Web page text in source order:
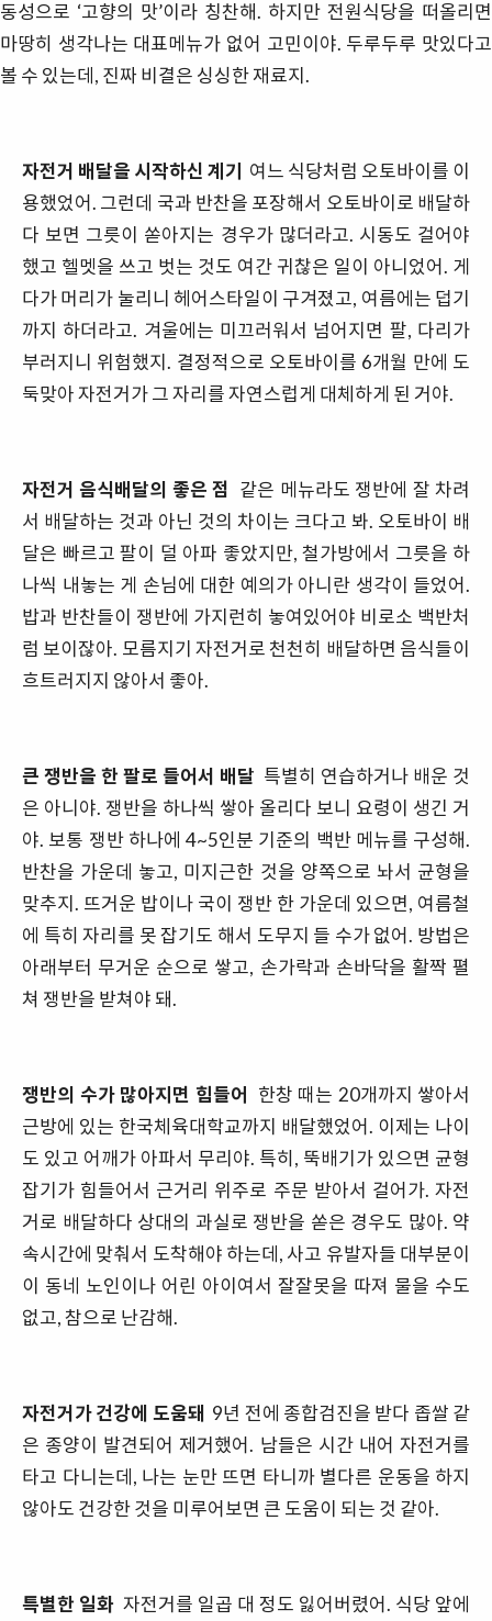
동성으로 ‘고향의 맛’이라 칭찬해. 하지만 전원식당을 떠올리면
마땅히 생각나는 대표메뉴가 없어 고민이야. 두루두루 맛있다고
볼 수 있는데, 진짜 비결은 싱싱한 재료지.
자전거 배달을 시작하신 계기 여느 식당처럼 오토바이를 이
용했었어. 그런데 국과 반찬을 포장해서 오토바이로 배달하
다 보면 그릇이 쏟아지는 경우가 많더라고. 시동도 걸어야
했고 헬멧을 쓰고 벗는 것도 여간 귀찮은 일이 아니었어. 게
다가 머리가 눌리니 헤어스타일이 구겨졌고, 여름에는 덥기
까지 하더라고. 겨울에는 미끄러워서 넘어지면 팔, 다리가
부러지니 위험했지. 결정적으로 오토바이를 6개월 만에 도
둑맞아 자전거가 그 자리를 자연스럽게 대체하게 된 거야.
자전거 음식배달의 좋은 점
같은 메뉴라도 쟁반에 잘 차려
서 배달하는 것과 아닌 것의 차이는 크다고 봐. 오토바이 배
달은 빠르고 팔이 덜 아파 좋았지만, 철가방에서 그릇을 하
나씩 내놓는 게 손님에 대한 예의가 아니란 생각이 들었어.
밥과 반찬들이 쟁반에 가지런히 놓여있어야 비로소 백반처
럼 보이잖아. 모름지기 자전거로 천천히 배달하면 음식들이
흐트러지지 않아서 좋아.
큰 쟁반을 한 팔로 들어서 배달 특별히 연습하거나 배운 것
은 아니야. 쟁반을 하나씩 쌓아 올리다 보니 요령이 생긴 거
야. 보통 쟁반 하나에 4~5인분 기준의 백반 메뉴를 구성해.
반찬을 가운데 놓고, 미지근한 것을 양쪽으로 놔서 균형을
맞추지. 뜨거운 밥이나 국이 쟁반 한 가운데 있으면, 여름철
에 특히 자리를 못 잡기도 해서 도무지 들 수가 없어. 방법은
아래부터 무거운 순으로 쌓고, 손가락과 손바닥을 활짝 펼
쳐 쟁반을 받쳐야 돼.
쟁반의 수가 많아지면 힘들어 한창 때는 20개까지 쌓아서
근방에 있는 한국체육대학교까지 배달했었어. 이제는 나이
도 있고 어깨가 아파서 무리야. 특히, 뚝배기가 있으면 균형
잡기가 힘들어서 근거리 위주로 주문 받아서 걸어가. 자전
거로 배달하다 상대의 과실로 쟁반을 쏟은 경우도 많아. 약
속시간에 맞춰서 도착해야 하는데, 사고 유발자들 대부분이
이 동네 노인이나 어린 아이여서 잘잘못을 따져 물을 수도
없고, 참으로 난감해.
자전거가 건강에 도움돼 9년 전에 종합검진을 받다 좁쌀 같
은 종양이 발견되어 제거했어. 남들은 시간 내어 자전거를
타고 다니는데, 나는 눈만 뜨면 타니까 별다른 운동을 하지
않아도 건강한 것을 미루어보면 큰 도움이 되는 것 같아.
특별한 일화 자전거를 일곱 대 정도 잃어버렸어. 식당 앞에